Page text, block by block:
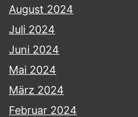
August 2024
Juli 2024
Juni 2024
Mai 2024
März 2024
Februar 2024